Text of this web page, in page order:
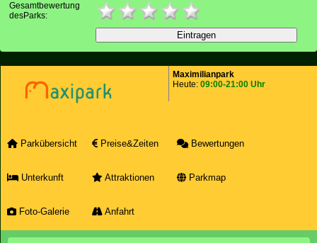
Gesamtbewertung
desParks:
Maximilianpark
Heute: 09:00-21:00 Uhr
Parkübersicht Preise&Zeiten Bewertungen
Unterkunft Attraktionen Parkmap
Foto-Galerie Anfahrt